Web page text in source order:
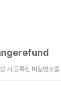
시 등록한 비밀번호